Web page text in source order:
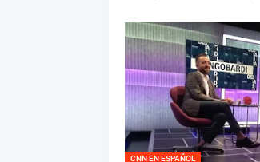
CNN EN ESPAÑOL